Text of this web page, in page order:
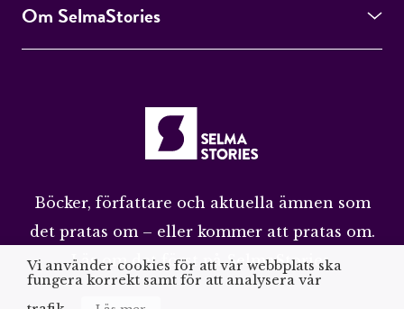
Om SelmaStories
Böcker, författare och aktuella ämnen som
det pratas om – eller kommer att pratas om.
Läs om det först på SelmaStories.
Vi använder cookies för att vår webbplats ska
fungera korrekt samt för att analysera vår